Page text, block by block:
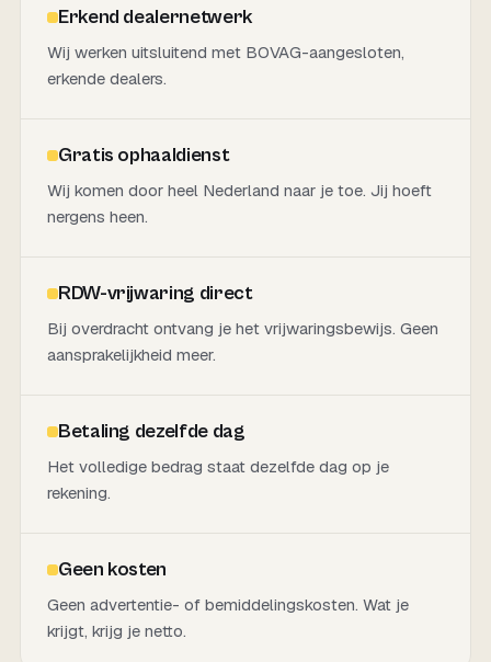
Erkend dealernetwerk
Wij werken uitsluitend met BOVAG-aangesloten,
erkende dealers.
Gratis ophaaldienst
Wij komen door heel Nederland naar je toe. Jij hoeft
nergens heen.
RDW-vrijwaring direct
Bij overdracht ontvang je het vrijwaringsbewijs. Geen
aansprakelijkheid meer.
Betaling dezelfde dag
Het volledige bedrag staat dezelfde dag op je
rekening.
Geen kosten
Geen advertentie- of bemiddelingskosten. Wat je
krijgt, krijg je netto.